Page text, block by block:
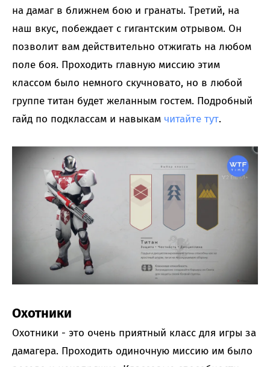
на дамаг в ближнем бою и гранаты. Третий, на
наш вкус, побеждает с гигантским отрывом. Он
позволит вам действительно отжигать на любом
поле боя. Проходить главную миссию этим
классом было немного скучновато, но в любой
группе титан будет желанным гостем. Подробный
гайд по подклассам и навыкам читайте тут.
Охотники
Охотники - это очень приятный класс для игры за
дамагера. Проходить одиночную миссию им было